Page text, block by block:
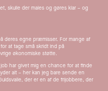
skulle der males og gøres klar – og
deres egne præmisser. For mange af
at tage små skridt ind på
økonomiske støtte.
har givet mig en chance for at finde
alt – her kan jeg bare sende en
der er en af de frijobbere, der